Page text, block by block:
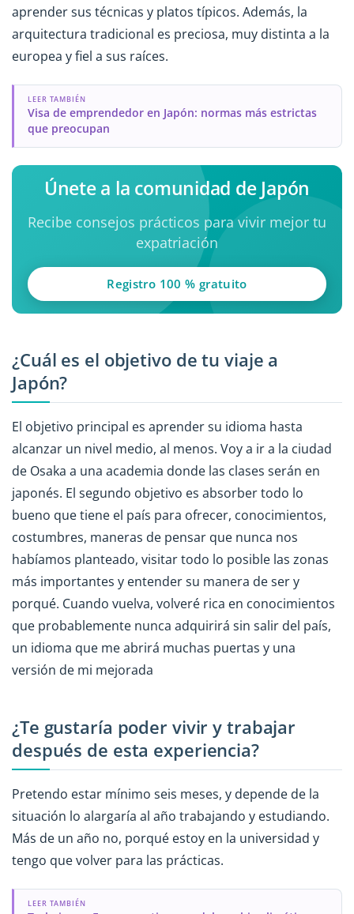
aprender sus técnicas y platos típicos. Además, la
arquitectura tradicional es preciosa, muy distinta a la
europea y fiel a sus raíces.
LEER TAMBIÉN
Visa de emprendedor en Japón: normas más estrictas
que preocupan
Únete a la comunidad de Japón
Recibe consejos prácticos para vivir mejor tu
expatriación
Registro 100 % gratuito
¿Cuál es el objetivo de tu viaje a
Japón?
El objetivo principal es aprender su idioma hasta
alcanzar un nivel medio, al menos. Voy a ir a la ciudad
de Osaka a una academia donde las clases serán en
japonés. El segundo objetivo es absorber todo lo
bueno que tiene el país para ofrecer, conocimientos,
costumbres, maneras de pensar que nunca nos
habíamos planteado, visitar todo lo posible las zonas
más importantes y entender su manera de ser y
porqué. Cuando vuelva, volveré rica en conocimientos
que probablemente nunca adquirirá sin salir del país,
un idioma que me abrirá muchas puertas y una
versión de mi mejorada
¿Te gustaría poder vivir y trabajar
después de esta experiencia?
Pretendo estar mínimo seis meses, y depende de la
situación lo alargaría al año trabajando y estudiando.
Más de un año no, porqué estoy en la universidad y
tengo que volver para las prácticas.
LEER TAMBIÉN